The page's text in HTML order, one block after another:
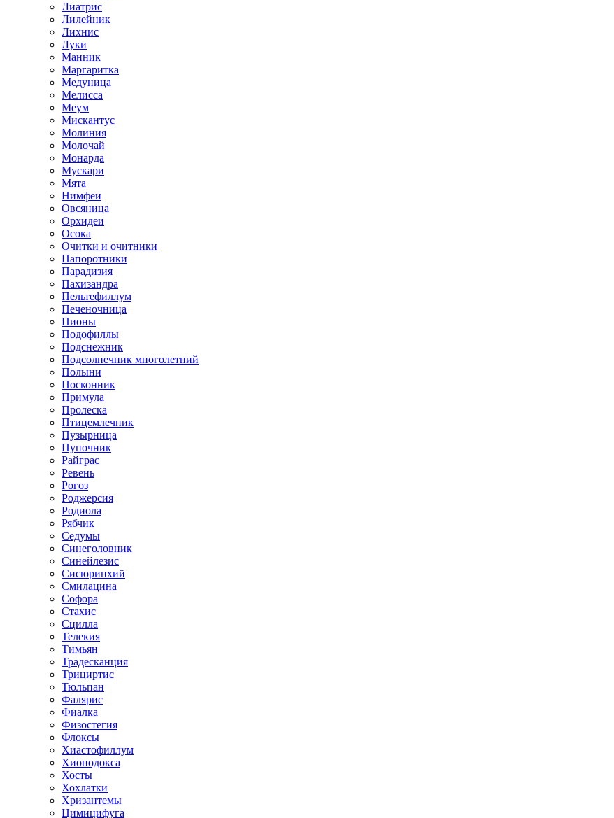
Лиатрис
Лилейник
Лихнис
Луки
Манник
Маргаритка
Медуница
Мелисса
Меум
Мискантус
Молиния
Молочай
Монарда
Мускари
Мята
Нимфеи
Овсяница
Орхидеи
Осока
Очитки и очитники
Папоротники
Парадизия
Пахизандра
Пельтефиллум
Печеночница
Пионы
Подофиллы
Подснежник
Подсолнечник многолетний
Полыни
Посконник
Примула
Пролеска
Птицемлечник
Пузырница
Пупочник
Райграс
Ревень
Рогоз
Роджерсия
Родиола
Рябчик
Седумы
Синеголовник
Синейлезис
Сисюринхий
Смилацина
Софора
Стахис
Сцилла
Телекия
Тимьян
Традесканция
Трициртис
Тюльпан
Фалярис
Фиалка
Физостегия
Флоксы
Хиастофиллум
Хионодокса
Хосты
Хохлатки
Хризантемы
Цимицифуга